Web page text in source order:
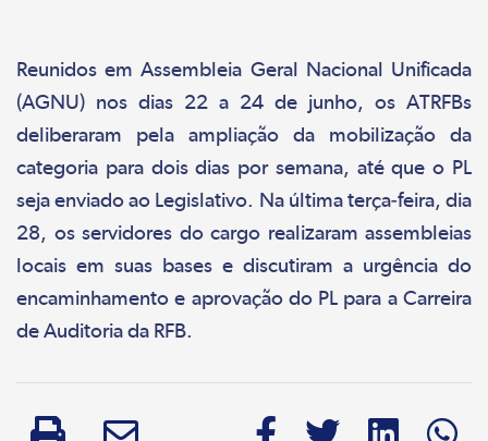
Reunidos em Assembleia Geral Nacional Unificada
(AGNU) nos dias 22 a 24 de junho, os ATRFBs
deliberaram pela ampliação da mobilização da
categoria para dois dias por semana, até que o PL
seja enviado ao Legislativo. Na última terça-feira, dia
28, os servidores do cargo realizaram assembleias
locais em suas bases e discutiram a urgência do
encaminhamento e aprovação do PL para a Carreira
de Auditoria da RFB.